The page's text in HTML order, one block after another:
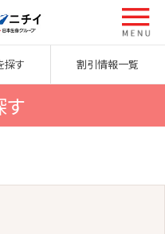
探す 割引情報一覧
す